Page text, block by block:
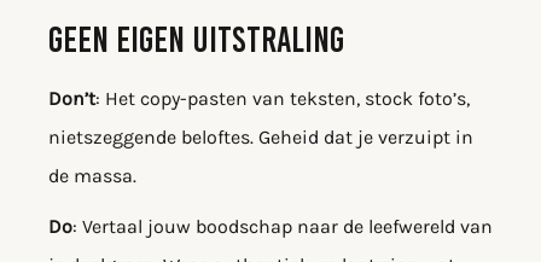
GEEN EIGEN UITSTRALING
Don’t: Het copy-pasten van teksten, stock foto’s,
nietszeggende beloftes. Geheid dat je verzuipt in
de massa.
Do: Vertaal jouw boodschap naar de leefwereld van